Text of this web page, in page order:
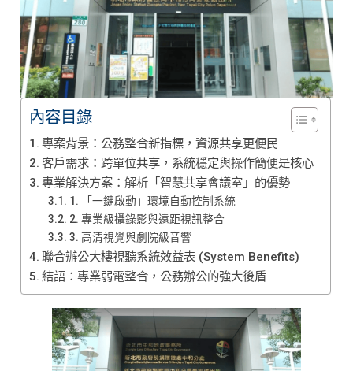
內容目錄
專案背景：公務整合新指標，資源共享更便民
客戶需求：跨單位共享，系統穩定與操作簡便是核心
專業解決方案：解析「智慧共享會議室」的優勢
1. 「一鍵啟動」環境自動控制系統
2. 專業級攝錄影與遠距視訊整合
3. 高清視覺與劇院級音響
聯合辦公大樓視聽系統效益表 (System Benefits)
結語：專業弱電整合，公務辦公的強大後盾